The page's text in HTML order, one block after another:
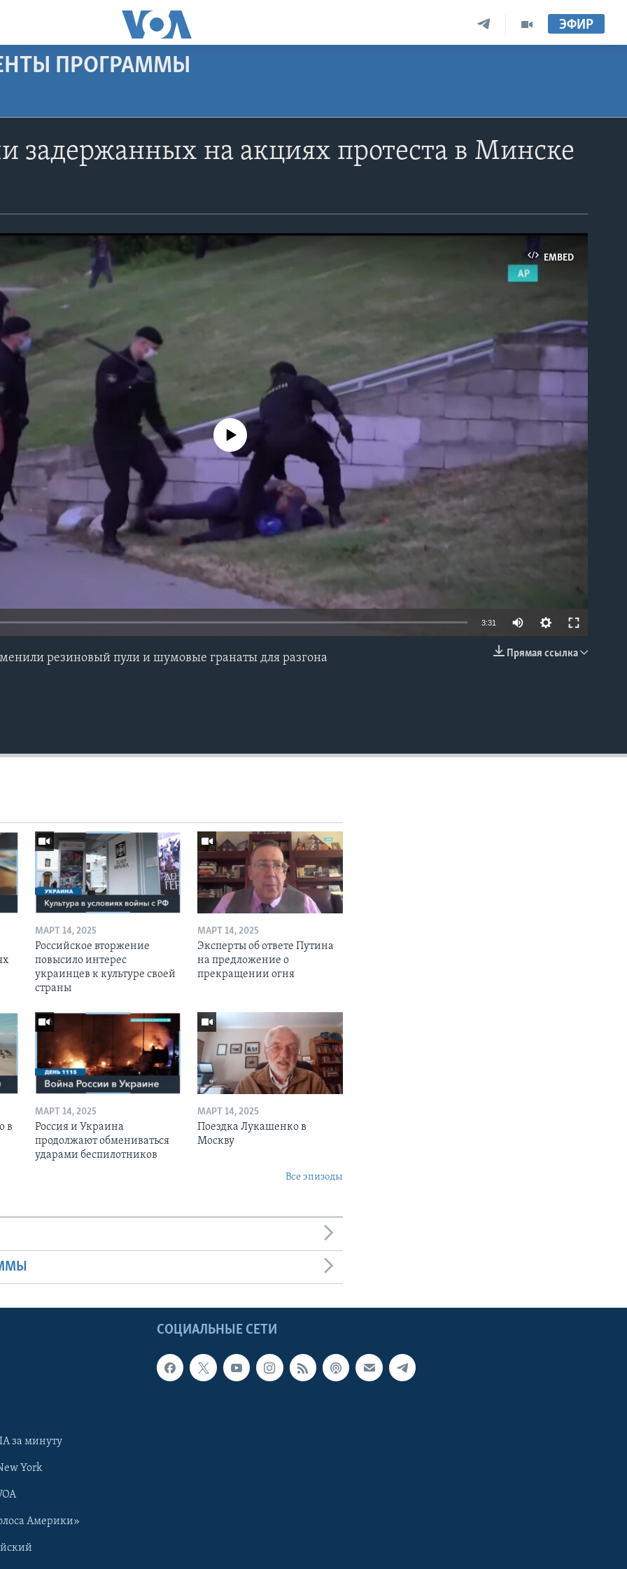
ЭФИР
ПРОГРАММЫ
задержанных на акциях протеста в Минске
EMBED
No media source currently available
3:31
Прямая ссылка
резиновый пули и шумовые гранаты для разгона
МАРТ 14, 2025
Российское вторжение
повысило интерес
украинцев к культуре своей
страны
МАРТ 14, 2025
Эксперты об ответе Путина
на предложение о
прекращении огня
в
МАРТ 14, 2025
Россия и Украина
продолжают обмениваться
ударами беспилотников
МАРТ 14, 2025
Поездка Лукашенко в
Москву
Все эпизоды
СОЦИАЛЬНЫЕ СЕТИ
за минуту
York
Америки»